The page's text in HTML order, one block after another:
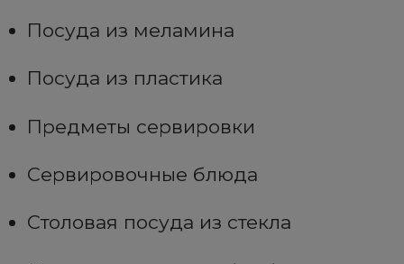
Посуда из меламина
Посуда из пластика
Предметы сервировки
Сервировочные блюда
Столовая посуда из стекла